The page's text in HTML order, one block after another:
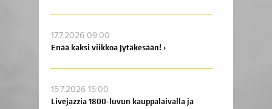
17.7.2026 09:00
Enää kaksi viikkoa Jytäkesään! ›
15.7.2026 15:00
Livejazzia 1800-luvun kauppalaivalla ja